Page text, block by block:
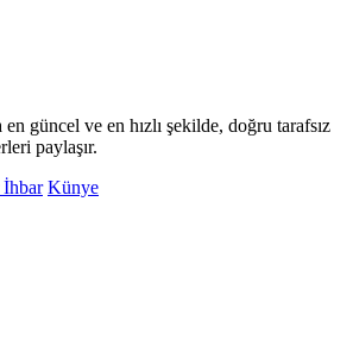
güncel ve en hızlı şekilde, doğru tarafsız
paylaşır.
Künye